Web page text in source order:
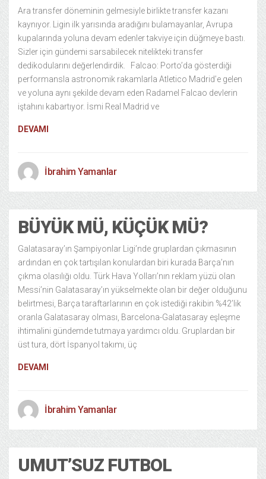
Ara transfer döneminin gelmesiyle birlikte transfer kazanı
kaynıyor. Ligin ilk yarısında aradığını bulamayanlar, Avrupa
kupalarında yoluna devam edenler takviye için düğmeye bastı.
Sizler için gündemi sarsabilecek nitelikteki transfer
dedikodularını değerlendirdik. Falcao: Porto’da gösterdiği
performansla astronomik rakamlarla Atletico Madrid’e gelen
ve yoluna aynı şekilde devam eden Radamel Falcao devlerin
iştahını kabartıyor. İsmi Real Madrid ve
DEVAMI
İbrahim Yamanlar
BÜYÜK MÜ, KÜÇÜK MÜ?
Galatasaray’ın Şampiyonlar Ligi’nde gruplardan çıkmasının
ardından en çok tartışılan konulardan biri kurada Barça’nın
çıkma olasılığı oldu. Türk Hava Yolları’nın reklam yüzü olan
Messi’nin Galatasaray’ın yükselmekte olan bir değer olduğunu
belirtmesi, Barça taraftarlarının en çok istediği rakibin %42’lik
oranla Galatasaray olması, Barcelona-Galatasaray eşleşme
ihtimalini gündemde tutmaya yardımcı oldu. Gruplardan bir
üst tura, dört İspanyol takımı, üç
DEVAMI
İbrahim Yamanlar
UMUT’SUZ FUTBOL